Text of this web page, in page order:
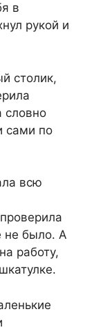
в
рукой и
столик,
словно
сами по
всю
не было. А
работу,